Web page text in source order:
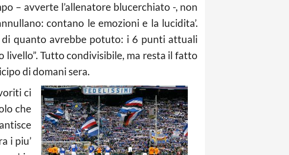
– avverte l’allenatore blucerchiato -, non
contano le emozioni e la lucidita’.
quanto avrebbe potuto: i 6 punti attuali
livello”. Tutto condivisibile, ma resta il fatto
di domani sera.
ci
che
i piu’